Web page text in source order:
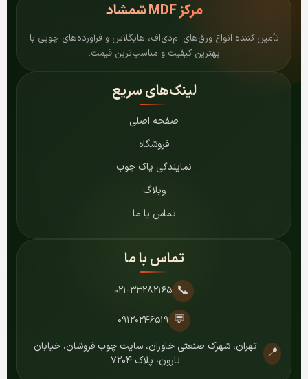
مرکزMDF شمشاد
تأمین کننده انواع ورق‌های ام‌دی‌اف، هایگلاس و فرآورده‌های چوبی با
بهترین کیفیت و مناسب‌ترین قیمت.
لینک‌های سریع
صفحه اصلی
فروشگاه
نمایندگی پاک چوب
وبلاگ
تماس با ما
تماس با ما
📞 ۰۲۱-۳۳۲۸۲۱۶۵
💬 ۰۹۱۲۰۲۴۶۵۱۹
📍
تهران، شهرک صنعتی خاوران، سایت چوب فروشان، خیابان
نارون، پلاک ۷۲۰۴